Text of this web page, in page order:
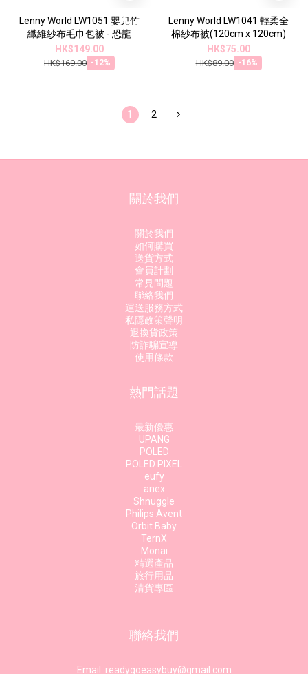
Lenny World LW1051 嬰兒竹
纖維紗布毛巾包被 - 恐龍
HK$149.00
HK$169.00 -12%
Lenny World LW1041 輕柔全
棉紗布被(120cm x 120cm)
HK$75.00
HK$89.00 -16%
1 2
關於我們
關於我們
如何購買
送貨方式
會員計劃
常見問題
聯絡我們
運送服務方式
私隱政策聲明
退換貨政策
防詐騙宣導
使用條款
熱門話題
最新優惠
UPANG
POLED
POLED PIXEL
eufy
anex
Shnuggle
Philips Avent
Orbit Baby
TernX
Monai
精選產品
旅行用品
清貨專區
聯絡我們
Email: readygoeasybuy@gmail.com